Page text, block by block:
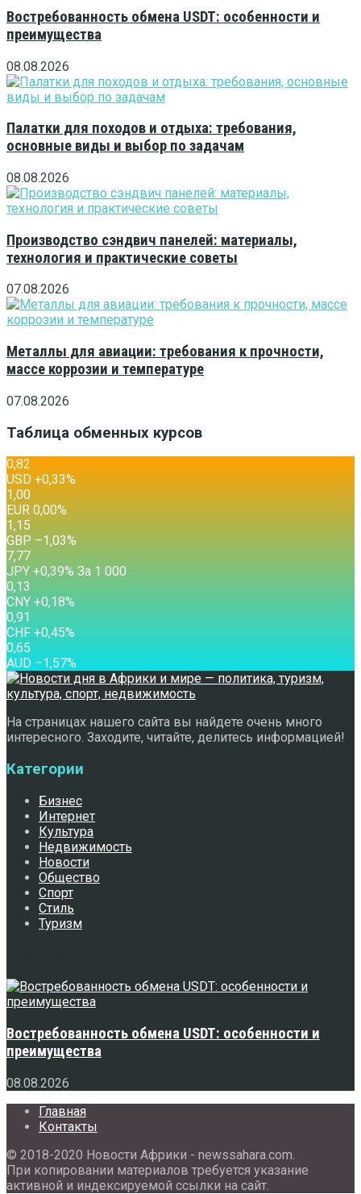
Востребованность обмена USDT: особенности и
преимущества
08.08.2026
Палатки для походов и отдыха: требования,
основные виды и выбор по задачам
08.08.2026
Производство сэндвич панелей: материалы,
технология и практические советы
07.08.2026
Металлы для авиации: требования к прочности,
массе коррозии и температуре
07.08.2026
Таблица обменных курсов
0,82
USD +0,33%
1,00
EUR 0,00%
1,15
GBP –1,03%
7,77
JPY +0,39% За 1 000
0,13
CNY +0,18%
0,91
CHF +0,45%
0,65
AUD –1,57%
На страницах нашего сайта вы найдете очень много
интересного. Заходите, читайте, делитесь информацией!
Категории
Бизнес
Интернет
Культура
Недвижимость
Новости
Общество
Спорт
Стиль
Туризм
Востребованность обмена USDT: особенности и
преимущества
08.08.2026
Главная
Контакты
© 2018-2020 Новости Африки - newssahara.com.
При копировании материалов требуется указание
активной и индексируемой ссылки на сайт.